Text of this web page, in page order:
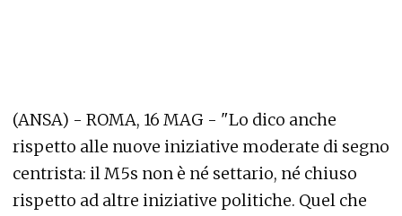
(ANSA) - ROMA, 16 MAG - "Lo dico anche
rispetto alle nuove iniziative moderate di segno
centrista: il M5s non è né settario, né chiuso
rispetto ad altre iniziative politiche. Quel che